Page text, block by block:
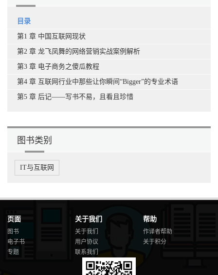
目录
第1 章 中国互联网现状
第2 章 龙飞凤舞的网络营销实战案例解析
第3 章 电子商务之傻瓜教程
第4 章 互联网行业中那些让你瞬间“Bigger”的专业术语
第5 章 后记——写书不易，且看且珍惜
图书类别
IT与互联网
页面
图书
电子书
专题
关于我们
关于我们
用户协议
联系我们
帮助
作译者帮助
关于积分